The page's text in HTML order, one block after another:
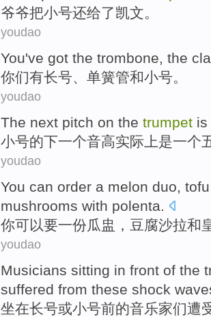
爷爷把小号还给了凯文。
youdao
You've got the trombone, the
你们有长号、 单簧管和小号。
youdao
The next pitch on the trumpet is
小号的下一个音高实际上是一个
youdao
You can order a melon duo, tofu
mushrooms with polenta.
你可以要一份瓜 盅 ， 豆腐沙拉和
youdao
Musicians sitting in front of the
suffered from these shock
坐在长号或小号前的音乐家们遭